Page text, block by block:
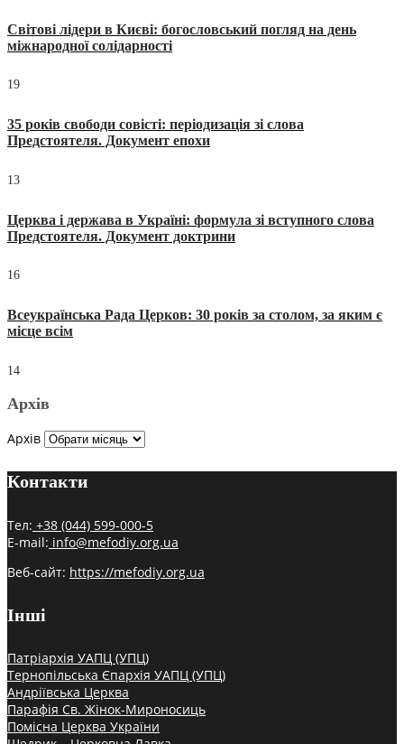
Світові лідери в Києві: богословський погляд на день
міжнародної солідарності
19
35 років свободи совісті: періодизація зі слова
Предстоятеля. Документ епохи
13
Церква і держава в Україні: формула зі вступного слова
Предстоятеля. Документ доктрини
16
Всеукраїнська Рада Церков: 30 років за столом, за яким є
місце всім
14
Архів
Архів
Контакти
Тел: +38 (044) 599-000-5
E-mail: info@mefodiy.org.ua
Веб-сайт: https://mefodiy.org.ua
Інші
Патріархія УАПЦ (УПЦ)
Тернопільська Єпархія УАПЦ (УПЦ)
Андріївська Церква
Парафія Св. Жінок-Мироносиць
Помісна Церква України